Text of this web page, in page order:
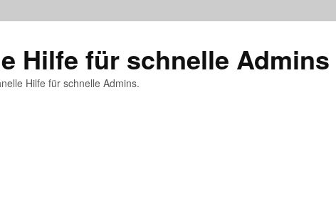
Hilfe für schnelle Admins
Hilfe für schnelle Admins.